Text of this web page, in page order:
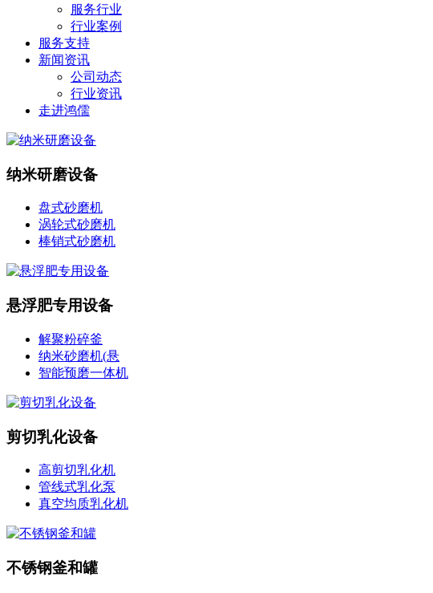
服务行业
行业案例
服务支持
新闻资讯
公司动态
行业资讯
走进鸿儒
纳米研磨设备
盘式砂磨机
涡轮式砂磨机
棒销式砂磨机
悬浮肥专用设备
解聚粉碎釜
纳米砂磨机(悬
智能预磨一体机
剪切乳化设备
高剪切乳化机
管线式乳化泵
真空均质乳化机
不锈钢釜和罐